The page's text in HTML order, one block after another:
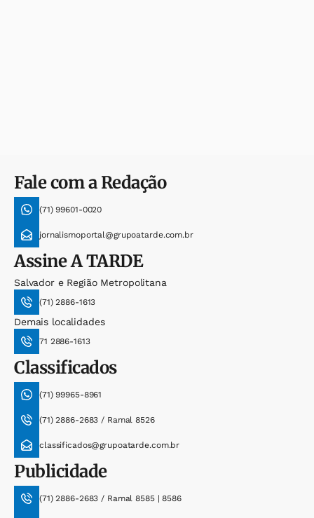
Fale com a Redação
(71) 99601-0020
jornalismoportal@grupoatarde.com.br
AssineA TARDE
Salvador e Região Metropolitana
(71) 2886-1613
Demais localidades
71 2886-1613
Classificados
(71) 99965-8961
(71) 2886-2683 / Ramal 8526
classificados@grupoatarde.com.br
Publicidade
(71) 2886-2683 / Ramal 8585 | 8586